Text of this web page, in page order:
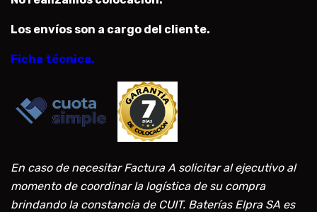
Los envíos son a cargo del cliente.
Ficha técnica.
En caso de necesitar Factura A solicitar al ejecutivo al
momento de coordinar la logística de su compra
brindando la constancia de CUIT. Baterías Elpra SA es